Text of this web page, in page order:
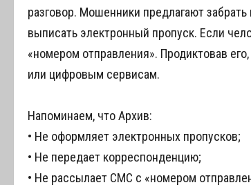
разговор. Мошенники предлагают
выписать электронный пропуск. Если
«номером отправления». Продиктовав
или цифровым сервисам.
Напоминаем, что Архив:
• Не оформляет электронных пропусков;
• Не передает корреспонденцию;
• Не рассылает СМС с «номером